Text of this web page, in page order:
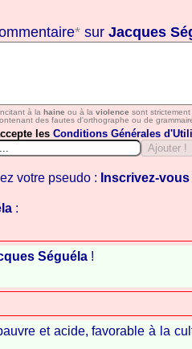
*sur Jacques
incitant à la haine ou à la violence sont strictement
des fautes d'orthographe ou de
les Conditions Générales
votre pseudo : Inscrivez-vous
:
Séguéla !
et acide, favorable à la